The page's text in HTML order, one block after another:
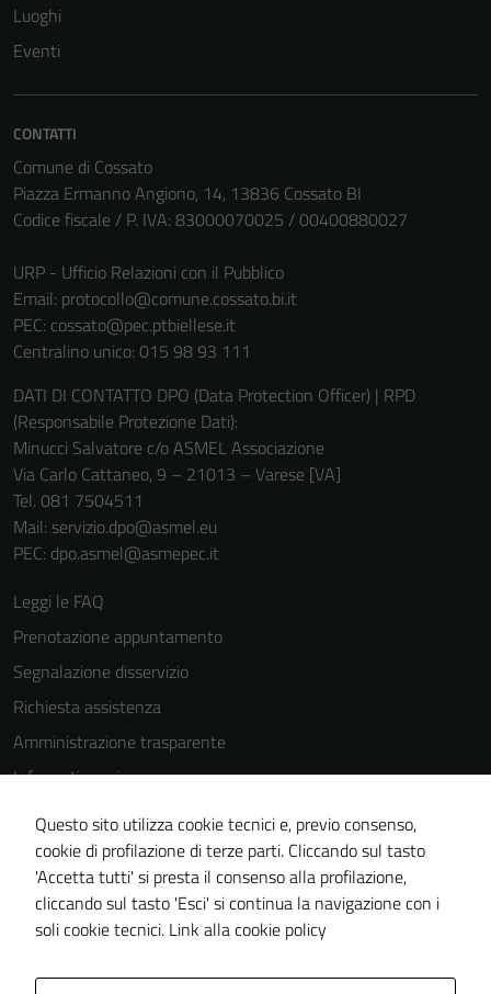
Luoghi
Eventi
CONTATTI
Comune di Cossato
Piazza Ermanno Angiono, 14, 13836 Cossato BI
Codice fiscale / P. IVA: 83000070025 / 00400880027
URP - Ufficio Relazioni con il Pubblico
Email: protocollo@comune.cossato.bi.it
PEC: cossato@pec.ptbiellese.it
Centralino unico: 015 98 93 111
DATI DI CONTATTO DPO (Data Protection Officer) | RPD
(Responsabile Protezione Dati):
Minucci Salvatore c/o ASMEL Associazione
Via Carlo Cattaneo, 9 – 21013 – Varese [VA]
Tel. 081 7504511
Mail: servizio.dpo@asmel.eu
PEC: dpo.asmel@asmepec.it
Leggi le FAQ
Prenotazione appuntamento
Segnalazione disservizio
Richiesta assistenza
Amministrazione trasparente
Informativa privacy
Cookie Policy
Note legali
Dichiarazione di accessibilità
Piano di miglioramento del sito
Questo sito utilizza cookie tecnici e, previo consenso,
cookie di profilazione di terze parti. Cliccando sul tasto
'Accetta tutti' si presta il consenso alla profilazione,
cliccando sul tasto 'Esci' si continua la navigazione con i
soli cookie tecnici. Link alla cookie policy
disabilitati.
personali.